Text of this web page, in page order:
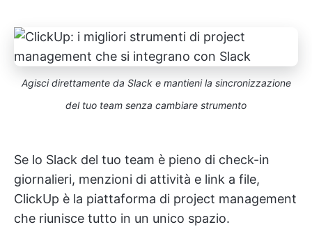
Agisci direttamente da Slack e mantieni la sincronizzazione
del tuo team senza cambiare strumento
Se lo Slack del tuo team è pieno di check-in
giornalieri, menzioni di attività e link a file,
ClickUp è la piattaforma di project management
che riunisce tutto in un unico spazio.